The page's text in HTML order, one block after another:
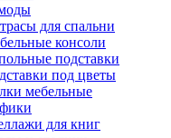
для спальни
консоли
подставки
под цветы
мебельные
для книг